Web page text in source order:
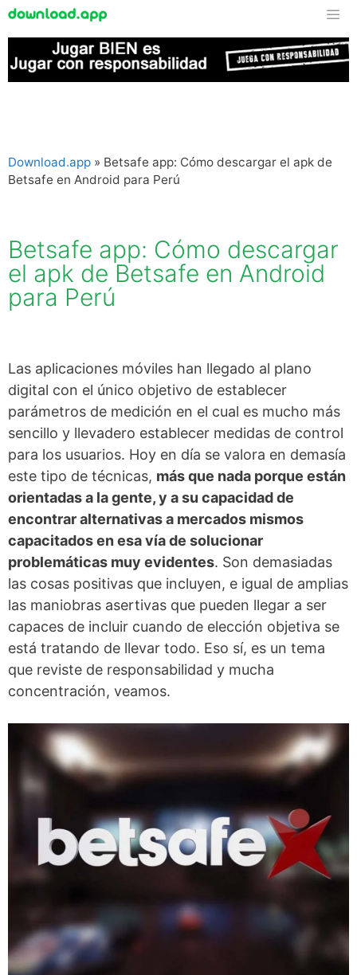
Download.app » Betsafe app: Cómo descargar el apk de
Betsafe en Android para Perú
Betsafe app: Cómo descargar
el apk de Betsafe en Android
para Perú
Las aplicaciones móviles han llegado al plano
digital con el único objetivo de establecer
parámetros de medición en el cual es mucho más
sencillo y llevadero establecer medidas de control
para los usuarios. Hoy en día se valora en demasía
este tipo de técnicas, más que nada porque están
orientadas a la gente, y a su capacidad de
encontrar alternativas a mercados mismos
capacitados en esa vía de solucionar
problemáticas muy evidentes. Son demasiadas
las cosas positivas que incluyen, e igual de amplias
las maniobras asertivas que pueden llegar a ser
capaces de incluir cuando de elección objetiva se
está tratando de llevar todo. Eso sí, es un tema
que reviste de responsabilidad y mucha
concentración, veamos.